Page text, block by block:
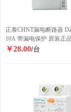
正泰CHNT漏电断路器
10A 带漏电保护 原装正品
￥28.00/台